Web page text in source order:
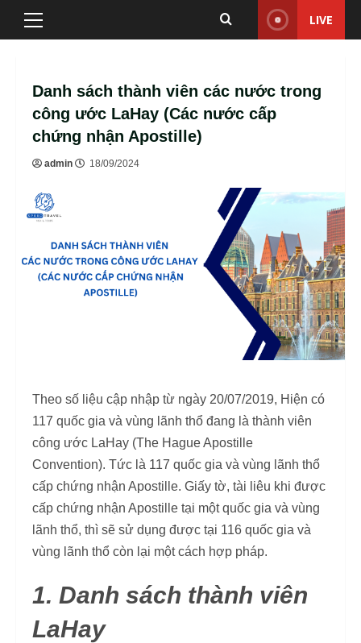
Skip
Primary
LIVE
Danh sách thành viên các nước trong
công ước LaHay (Các nước cấp
chứng nhận Apostille)
admin 18/09/2024
Theo số liệu cập nhập từ ngày 20/07/2019, Hiện có
117 quốc gia và vùng lãnh thổ đang là thành viên
công ước LaHay (The Hague Apostille
Convention). Tức là 117 quốc gia và vùng lãnh thổ
cấp chứng nhận Apostille. Giấy tờ, tài liêu khi được
cấp chứng nhận Apostille tại một quốc gia và vùng
lãnh thổ, thì sẽ sử dụng được tại 116 quốc gia và
vùng lãnh thổ còn lại một cách hợp pháp.
1. Danh sách thành viên
LaHay